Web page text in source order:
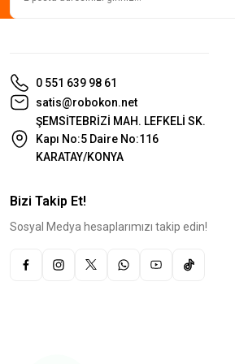
0 551 639 98 61
satis@robokon.net
ŞEMSİTEBRİZİ MAH. LEFKELİ SK.
Kapı No:5 Daire No:116
KARATAY/KONYA
Bizi Takip Et!
Sosyal Medya hesaplarımızı takip edin!